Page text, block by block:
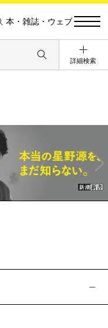
本・雑誌・ウェブ
詳細検索
Ne
xt